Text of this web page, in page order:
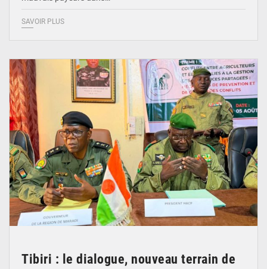
SAVOIR PLUS
Tibiri : le dialogue, nouveau terrain de